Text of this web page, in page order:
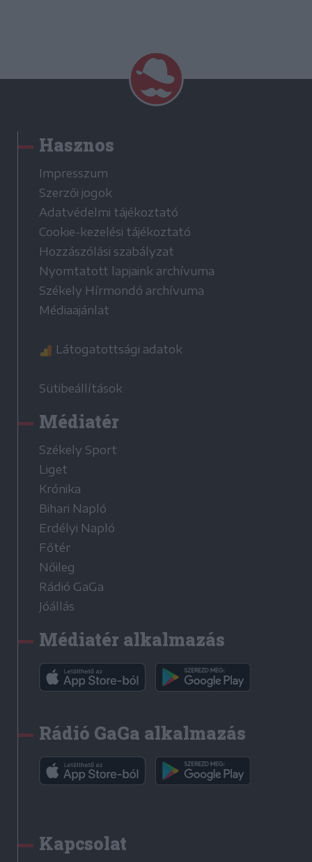
Hasznos
Impresszum
Szerzői jogok
Adatvédelmi tájékoztató
Cookie-kezelési tájékoztató
Hozzászólási szabályzat
Nyomtatott lapjaink archívuma
Székely Hírmondó archívuma
Médiaajánlat
Látogatottsági adatok
Sütibeállítások
Médiatér
Székely Sport
Liget
Krónika
Bihari Napló
Erdélyi Napló
Főtér
Nőileg
Rádió GaGa
Jóállás
Médiatér alkalmazás
Rádió GaGa alkalmazás
Kapcsolat